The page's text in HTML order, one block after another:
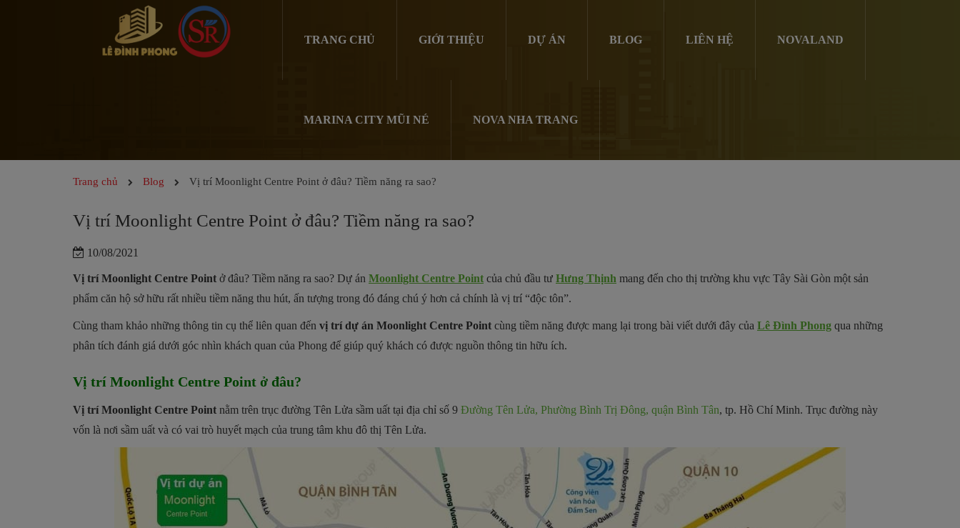
TRANG CHỦ GIỚI THIỆU DỰ ÁN BLOG LIÊN HỆ NOVALAND
MARINA CITY MŨI NÉ NOVA NHA TRANG
Trang chủ Blog Vị trí Moonlight Centre Point ở đâu? Tiềm năng ra sao?
Vị trí Moonlight Centre Point ở đâu? Tiềm năng ra sao?
10/08/2021
Vị trí Moonlight Centre Point ở đâu? Tiềm năng ra sao? Dự án Moonlight Centre Point của chủ đầu tư Hưng Thịnh mang đến cho thị trường khu vực Tây Sài Gòn một sản
phẩm căn hộ sở hữu rất nhiều tiềm năng thu hút, ấn tượng trong đó đáng chú ý hơn cả chính là vị trí “độc tôn”.
Cùng tham khảo những thông tin cụ thể liên quan đến vị trí dự án Moonlight Centre Point cùng tiềm năng được mang lại trong bài viết dưới đây của Lê Đình Phong qua những
phân tích đánh giá dưới góc nhìn khách quan của Phong để giúp quý khách có được nguồn thông tin hữu ích.
Vị trí Moonlight Centre Point ở đâu?
Vị trí Moonlight Centre Point nằm trên trục đường Tên Lửa sầm uất tại địa chỉ số 9 Đường Tên Lửa, Phường Bình Trị Đông, quận Bình Tân, tp. Hồ Chí Minh. Trục đường này
vốn là nơi sầm uất và có vai trò huyết mạch của trung tâm khu đô thị Tên Lửa.